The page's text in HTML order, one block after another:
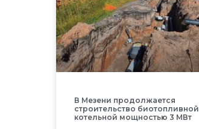
В Мезени продолжается
строительство биотопливной
котельной мощностью 3 МВт